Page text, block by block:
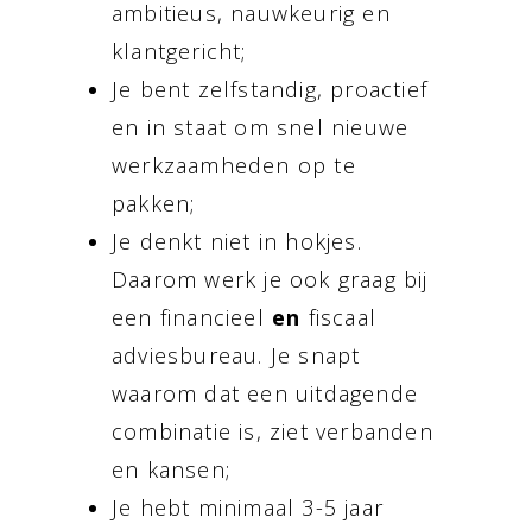
ambitieus, nauwkeurig en
klantgericht;
Je bent zelfstandig, proactief
en in staat om snel nieuwe
werkzaamheden op te
pakken;
Je denkt niet in hokjes.
Daarom werk je ook graag bij
een financieel en fiscaal
adviesbureau. Je snapt
waarom dat een uitdagende
combinatie is, ziet verbanden
en kansen;
Je hebt minimaal 3-5 jaar